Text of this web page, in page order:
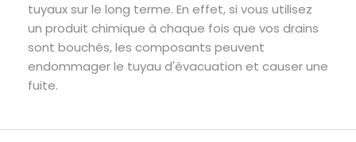
tuyaux sur le long terme. En effet, si vous utilisez
un produit chimique à chaque fois que vos drains
sont bouchés, les composants peuvent
endommager le tuyau d'évacuation et causer une
fuite.